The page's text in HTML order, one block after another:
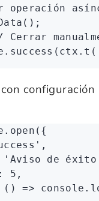
();
Cerrar
.success ( ctx .t (
configuración
.open ({
,
'Aviso de éxito
: 5 ,
() => console